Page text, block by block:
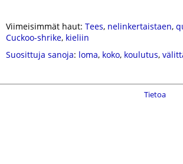
Viimeisimmät haut: Tees, nelinkertaistaen,
Cuckoo-shrike, kieliin
Suosittuja sanoja: loma, koko, koulutus,
Tietoa